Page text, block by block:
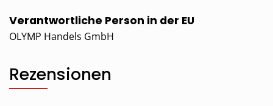
Verantwortliche Person in der EU
OLYMP Handels GmbH
Rezensionen